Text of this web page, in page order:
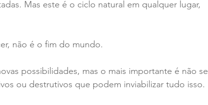
Mas este é o ciclo natural em qualquer lugar,
não é o fim do mundo.
possibilidades, mas o mais importante é não se
ou destrutivos que podem inviabilizar tudo isso.